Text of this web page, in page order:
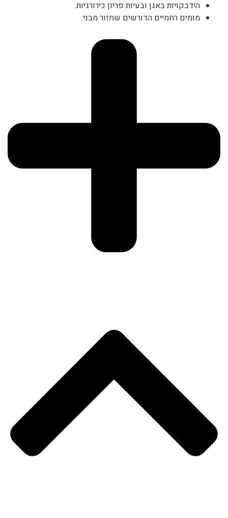
הידבקויות באגן ובעיות פריון כירורגיות.
מומים רחמיים הדורשים שחזור מבני.